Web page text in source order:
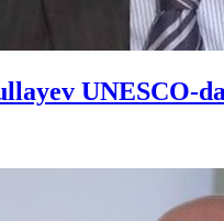
UNESCO-